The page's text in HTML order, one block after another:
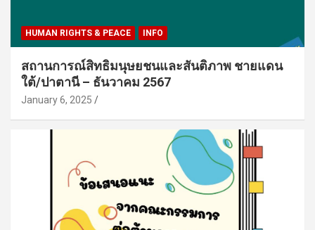
HUMAN RIGHTS & PEACE INFO
สถานการณ์สิทธิมนุษยชนและสันติภาพ ชายแดน
ใต้/ปาตานี – ธันวาคม 2567
January 6, 2025